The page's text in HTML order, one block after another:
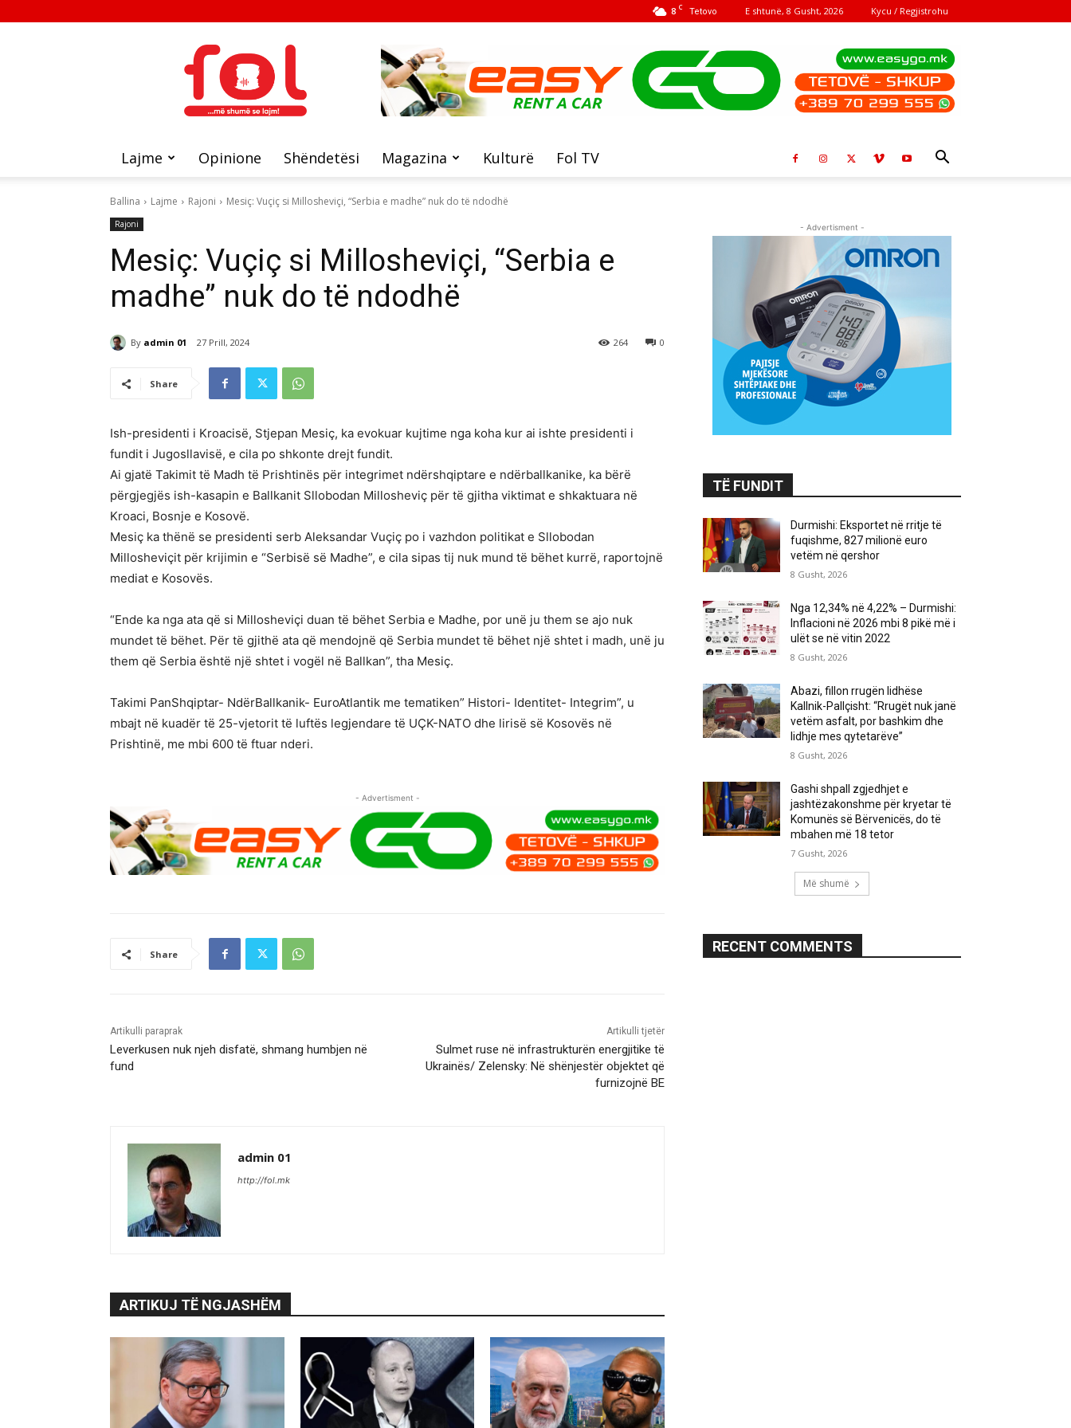
8 C Tetovo E shtunë, 8 Gusht, 2026 Kycu / Regjistrohu
FOL
Lajme Opinione Shëndetësi Magazina Kulturë Fol TV
Ballina Lajme Rajoni Mesiç: Vuçiç si Millosheviçi, “Serbia e madhe” nuk do të ndodhë
Rajoni
Mesiç: Vuçiç si Millosheviçi, “Serbia e
madhe” nuk do të ndodhë
By admin 01 27 Prill, 2024 0
264
Share
Ish-presidenti i Kroacisë, Stjepan Mesiç, ka evokuar kujtime nga koha kur ai ishte presidenti i
fundit i Jugosllavisë, e cila po shkonte drejt fundit.
Ai gjatë Takimit të Madh të Prishtinës për integrimet ndërshqiptare e ndërballkanike, ka bërë
përgjegjës ish-kasapin e Ballkanit Sllobodan Millosheviç për të gjitha viktimat e shkaktuara në
Kroaci, Bosnje e Kosovë.
Mesiç ka thënë se presidenti serb Aleksandar Vuçiç po i vazhdon politikat e Sllobodan
Millosheviçit për krijimin e “Serbisë së Madhe”, e cila sipas tij nuk mund të bëhet kurrë, raportojnë
mediat e Kosovës.
“Ende ka nga ata që si Millosheviçi duan të bëhet Serbia e Madhe, por unë ju them se ajo nuk
mundet të bëhet. Për të gjithë ata që mendojnë që Serbia mundet të bëhet një shtet i madh, unë ju
them që Serbia është një shtet i vogël në Ballkan”, tha Mesiç.
Takimi PanShqiptar- NdërBallkanik- EuroAtlantik me tematiken” Histori- Identitet- Integrim”, u
mbajt në kuadër të 25-vjetorit të luftës legjendare të UÇK-NATO dhe lirisë së Kosovës në
Prishtinë, me mbi 600 të ftuar nderi.
- Advertisment -
Share
Artikulli paraprak
Leverkusen nuk njeh disfatë, shmang humbjen në
fund
Artikulli tjetër
Sulmet ruse në infrastrukturën energjitike të
Ukrainës/ Zelensky: Në shënjestër objektet që
furnizojnë BE
admin 01
http://fol.mk
ARTIKUJ TË NGJASHËM
- Advertisment -
TË FUNDIT
Durmishi: Eksportet në rritje të
fuqishme, 827 milionë euro
vetëm në qershor
8 Gusht, 2026
Nga 12,34% në 4,22% – Durmishi:
Inflacioni në 2026 mbi 8 pikë më i
ulët se në vitin 2022
8 Gusht, 2026
Abazi, fillon rrugën lidhëse
Kallnik-Pallçisht: “Rrugët nuk janë
vetëm asfalt, por bashkim dhe
lidhje mes qytetarëve”
8 Gusht, 2026
Gashi shpall zgjedhjet e
jashtëzakonshme për kryetar të
Komunës së Bërvenicës, do të
mbahen më 18 tetor
7 Gusht, 2026
Më shumë
RECENT COMMENTS